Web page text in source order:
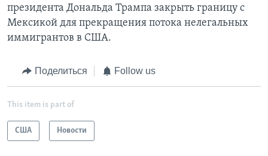
президента Дональда Трампа закрыть границу с
Мексикой для прекращения потока нелегальных
иммигрантов в США.
Поделиться Follow us
This item is part of
США Новости